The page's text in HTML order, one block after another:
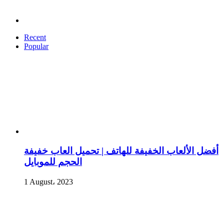
Recent
Popular
أفضل الألعاب الخفيفة للهاتف | تحميل العاب خفيفة
الحجم للموبايل
1 August، 2023